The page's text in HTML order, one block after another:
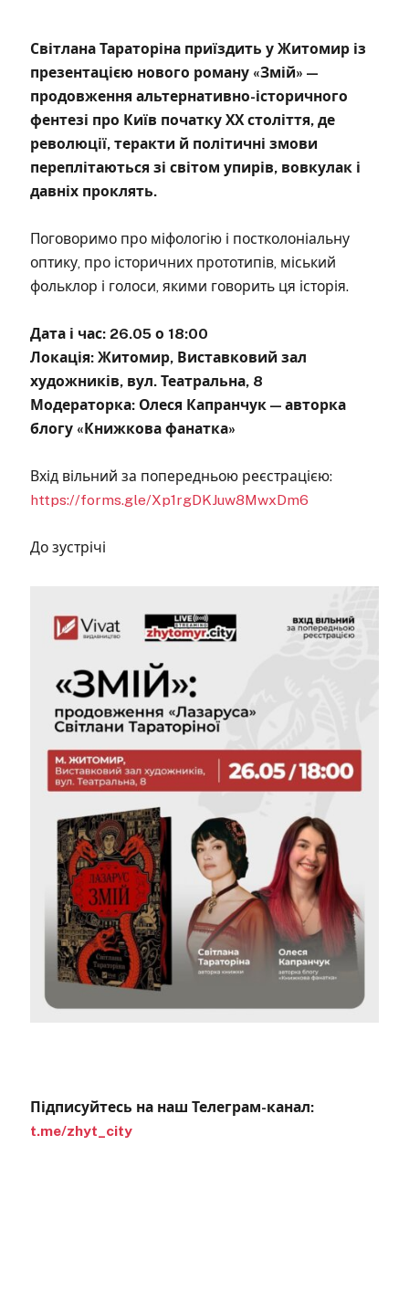
Світлана Тараторіна приїздить у Житомир із
презентацією нового роману «Змій» —
продовження альтернативно-історичного
фентезі про Київ початку ХХ століття, де
революції, теракти й політичні змови
переплітаються зі світом упирів, вовкулак і
давніх проклять.
Поговоримо про міфологію і постколоніальну
оптику, про історичних прототипів, міський
фольклор і голоси, якими говорить ця історія.
Дата і час: 26.05 о 18:00
Локація: Житомир, Виставковий зал
художників, вул. Театральна, 8
Модераторка: Олеся Капранчук — авторка
блогу «Книжкова фанатка»
Вхід вільний за попередньою реєстрацією:
https://forms.gle/Xp1rgDKJuw8MwxDm6
До зустрічі
Підписуйтесь на наш Телеграм-канал:
t.me/zhyt_city